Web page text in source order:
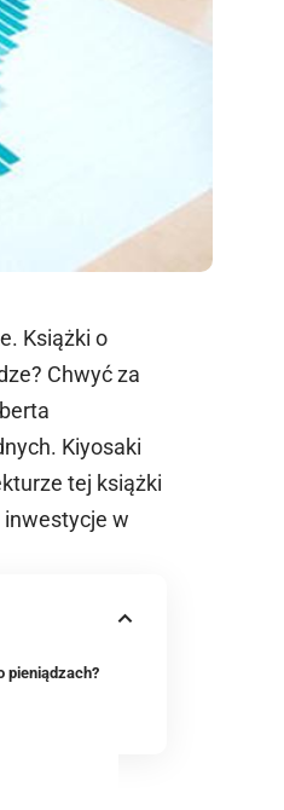
Książki o
Chwyć za
Kiyosaki
tej książki
w
pieniądzach?